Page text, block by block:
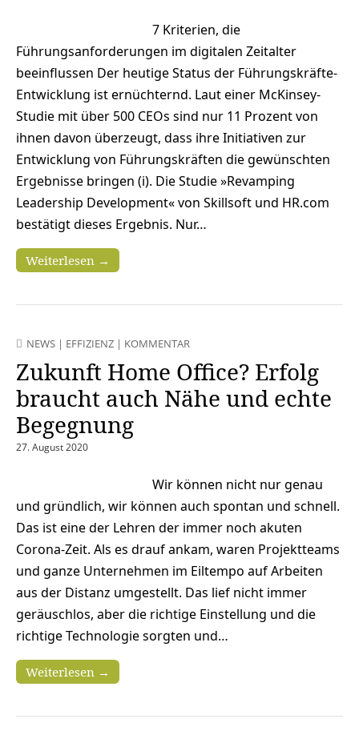
7 Kriterien, die
Führungsanforderungen im digitalen Zeitalter
beeinflussen Der heutige Status der Führungskräfte-
Entwicklung ist ernüchternd. Laut einer McKinsey-
Studie mit über 500 CEOs sind nur 11 Prozent von
ihnen davon überzeugt, dass ihre Initiativen zur
Entwicklung von Führungskräften die gewünschten
Ergebnisse bringen (i). Die Studie »Revamping
Leadership Development« von Skillsoft und HR.com
bestätigt dieses Ergebnis. Nur…
Weiterlesen →
NEWS | EFFIZIENZ | KOMMENTAR
Zukunft Home Office? Erfolg
braucht auch Nähe und echte
Begegnung
27. August 2020
Wir können nicht nur genau
und gründlich, wir können auch spontan und schnell.
Das ist eine der Lehren der immer noch akuten
Corona-Zeit. Als es drauf ankam, waren Projektteams
und ganze Unternehmen im Eiltempo auf Arbeiten
aus der Distanz umgestellt. Das lief nicht immer
geräuschlos, aber die richtige Einstellung und die
richtige Technologie sorgten und…
Weiterlesen →